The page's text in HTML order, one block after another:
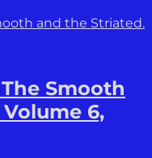
Smooth
6,